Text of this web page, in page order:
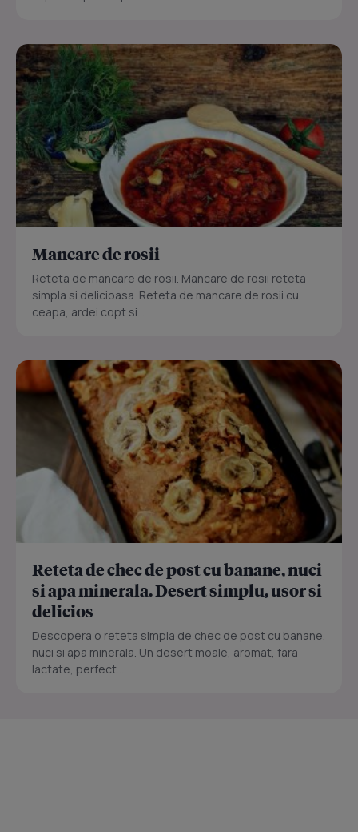
Mancare de rosii
Reteta de mancare de rosii. Mancare de rosii reteta
simpla si delicioasa. Reteta de mancare de rosii cu
ceapa, ardei copt si...
Reteta de chec de post cu banane, nuci
si apa minerala. Desert simplu, usor si
delicios
Descopera o reteta simpla de chec de post cu banane,
nuci si apa minerala. Un desert moale, aromat, fara
lactate, perfect...